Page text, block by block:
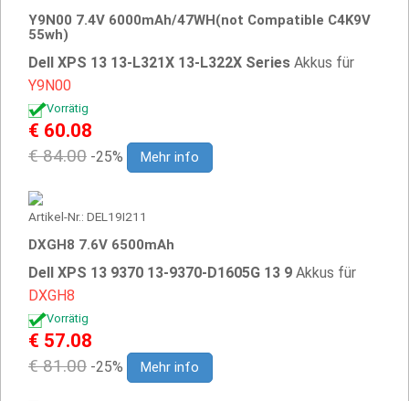
Y9N00 7.4V 6000mAh/47WH(not Compatible C4K9V
55wh)
Dell XPS 13 13-L321X 13-L322X Series Akkus für
Y9N00
Vorrätig
€ 60.08
€ 84.00 -25% Mehr info
Artikel-Nr.: DEL19I211
DXGH8 7.6V 6500mAh
Dell XPS 13 9370 13-9370-D1605G 13 9 Akkus für
DXGH8
Vorrätig
€ 57.08
€ 81.00 -25% Mehr info